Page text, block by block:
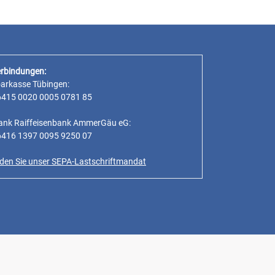
Tübingen:
0020 0005 0781 85
Raiffeisenbank AmmerGäu eG:
1397 0095 9250 07
Sie unser SEPA-Lastschriftmandat